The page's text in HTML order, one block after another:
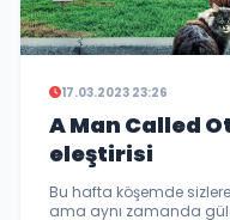
17.03.2023 23:26
A Man Called
eleştirisi
Bu hafta köşemde
ama aynı zamanda